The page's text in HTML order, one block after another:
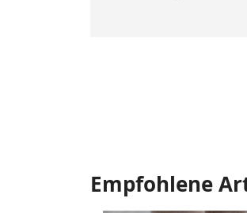
Empfohlene